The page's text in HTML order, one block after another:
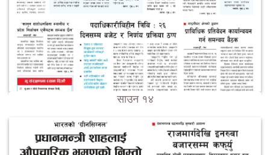
साउन १४